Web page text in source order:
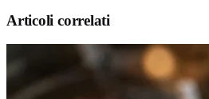
Articoli correlati